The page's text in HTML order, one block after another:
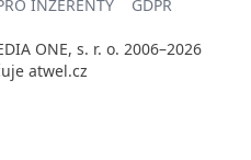
INZERENTY GDPR
ONE, s. r. o. 2006–2026